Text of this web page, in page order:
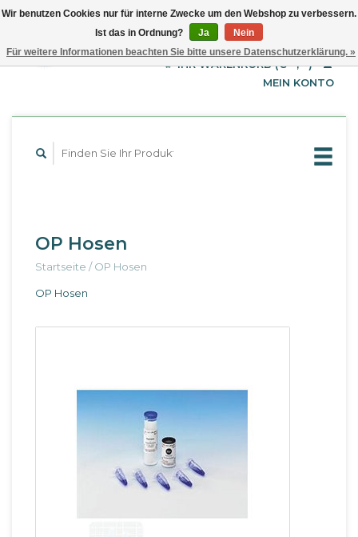
EUR
GBP
USD
English
Français
IHR WARENKORB (€--,--)
MEIN KONTO
OP Hosen
Startseite /OP Hosen
OP Hosen
Wir benutzen Cookies nur für interne Zwecke um den Webshop zu verbessern.
Ist das in Ordnung?
Ja
Nein
Für weitere Informationen beachten Sie bitte unsere Datenschutzerklärung. »